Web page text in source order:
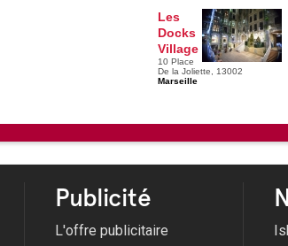
Les
Docks
Village
10 Place
De la Joliette, 13002
Marseille
Publicité
L'offre publicitaire